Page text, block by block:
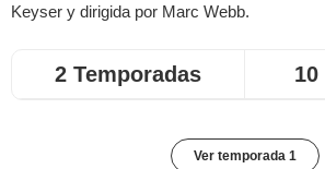
Keyser y dirigida por Marc Webb.
2 Temporadas
Ver temporada 1